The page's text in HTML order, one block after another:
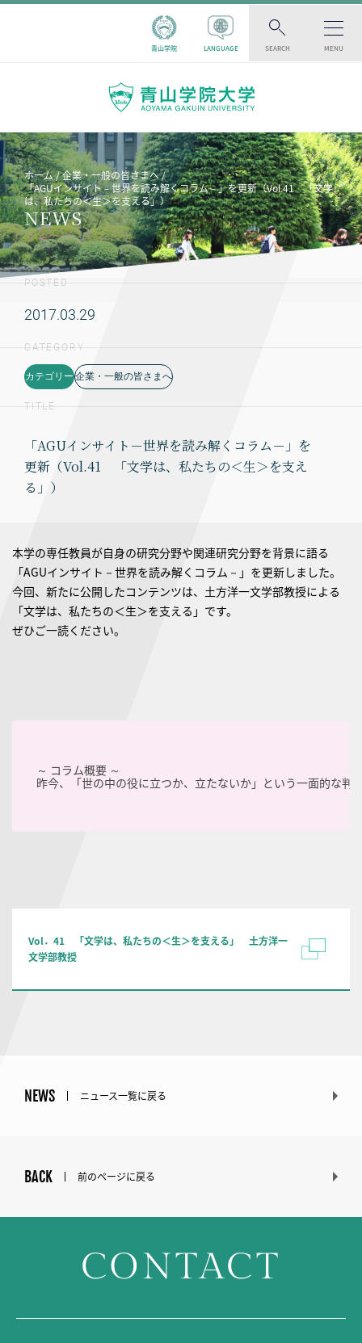
青山学院 LANGUAGE SEARCH MENU
ホーム
企業・一般の皆さまへ
「AGUインサイト－世界を読み解くコラム－」を更新（Vol.41 「文学
は、私たちの＜生＞を支える」）
NEWS
POSTED
2017.03.29
CATEGORY
カテゴリー 企業・一般の皆さまへ
TITLE
「AGUインサイト－世界を読み解くコラム－」を
更新（Vol.41 「文学は、私たちの＜生＞を支え
る」）
本学の専任教員が自身の研究分野や関連研究分野を背景に語る
「AGUインサイト－世界を読み解くコラム－」を更新しました。
今回、新たに公開したコンテンツは、土方洋一文学部教授による
「文学は、私たちの＜生＞を支える」です。
ぜひご一読ください。
～ コラム概要 ～
昨今、「世の中の役に立つか、立たないか」という一面的な
Vol．41 「文学は、私たちの＜生＞を支える」 土方洋一
文学部教授
NEWS ニュース一覧に戻る
BACK 前のページに戻る
CONTACT